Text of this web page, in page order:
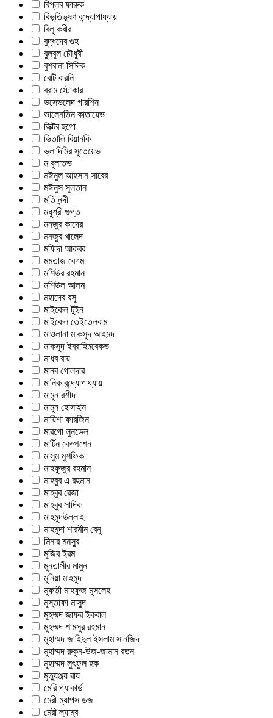
বিপ্লব ফারুক
বিভূতিভূষণ বন্দ্যোপাধ্যায়
বিলু কবীর
বুদ্ধদেব গুহ
বুলবুল চৌধুরী
বুশরানা সিদ্দিক
বেটি বারনি
ব্রাম স্টোকার
ভসেভলেদ গারশিন
ভালেনতিন কাতায়েভ
ভিক্টর হুগো
ভিতালি বিয়ানকি
ভ্লাদিমির সুতেয়েভ
ম বুলাতভ
মঈনুল আহসান সাবের
মঈনুস সুলতান
মতি নন্দী
মধুশ্রী গুপ্ত
মনজুর কাদের
মনজুর খালেদ
মফিদা আকবর
মমতাজ বেগম
মশিউর রহমান
মশিউল আলম
মহাদেব বসু
মাইকেল টুইন
মাইকেল তেইতেলবাম
মাওলানা মাকসুদ আহমদ
মাকসুদ ইব্রাহিমবেকভ
মাধব রায়
মানব গোলদার
মানিক বন্দ্যোপাধ্যায়
মামুন রশীদ
মামুন হোসাইন
মায়িশা ফারজিন
মারগো লুনডেল
মার্টিন কেম্পশেন
মাসুম মুশফিক
মাহফুজুর রহমান
মাহবুব এ রহমান
মাহবুব রেজা
মাহবুব সাদিক
মাহমুদউল্লাহ
মাহমুদা শারমীন বেনু
মিনার মনসুর
মুজিব ইরম
মুনতাসীর মামুন
মুনিয়া মাহমুদ
মুফতী মাহফুজ মুসলেহ
মুস্তাফা মাসুদ
মুহম্মদ জাফর ইকবাল
মুহম্মদ শামসুর রহমান
মুহাম্মদ জাহিদুল ইসলাম সানজিদ
মুহাম্মদ রুকুন-উজ-জামান রতন
মুহাম্মদ লুৎফুল হক
মৃত্যুঞ্জয় রায়
মেরি প্যাকার্ড
মেরী ম্যাপস ডজ
মেরী ল্যাম্ব